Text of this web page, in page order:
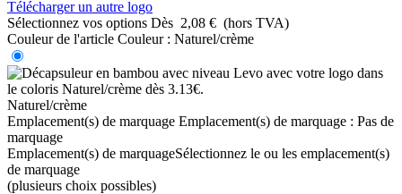
Télécharger un autre logo
Sélectionnez vos options Dès 2,08 € (hors TVA)
Couleur de l'article Couleur : Naturel/crème
Naturel/crème
Emplacement(s) de marquage Emplacement(s) de marquage : Pas de
marquage
Emplacement(s) de marquageSélectionnez le ou les emplacement(s)
de marquage
(plusieurs choix possibles)